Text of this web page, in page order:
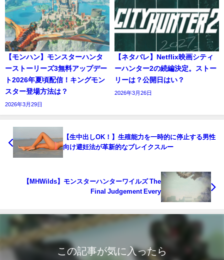
【モンハン】モンスターハンタ
ーストーリーズ3無料アップデー
ト2026年夏頃配信！キングモン
スター登場方法は？
2026年3月29日
【ネタバレ】Netflix映画シティ
ーハンター2の続編決定。ストー
リーは？公開日はい？
2026年3月26日
【生中出しOK！】生殖能力を一時的に停止する男性
向け避妊法が革新的なブレイクスルー
【MHWilds】モンスターハンターワイルズ The
Final Judgement Every
この記事が気に入ったら